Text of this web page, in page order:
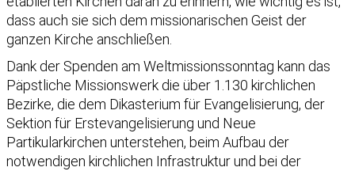
dass auch sie sich dem missionarischen Geist der
ganzen Kirche anschließen.
Dank der Spenden am Weltmissionssonntag kann das
Päpstliche Missionswerk die über 1.130 kirchlichen
Bezirke, die dem Dikasterium für Evangelisierung, der
Sektion für Erstevangelisierung und Neue
Partikularkirchen unterstehen, beim Aufbau der
notwendigen kirchlichen Infrastruktur und bei der